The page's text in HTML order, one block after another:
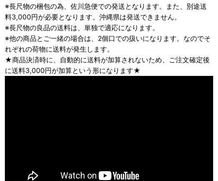
※長尺物の梱包の為、佐川急便での発送となります。また、別途送
料3,000円が必要となります。沖縄県は発送できません。
※長尺物の良品の送料は、単独で適応になります。
※他の商品とご一緒の場合は、2個口での扱いになります。なのでそ
れぞれの荷物に送料が発生します。
★商品決済時に、自動的に送料が加算されないため、ご注文確定後
に送料3,000円が加算という形になります★